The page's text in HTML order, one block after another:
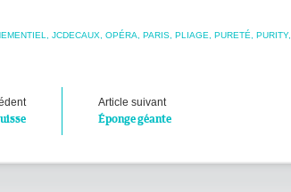
, JCDECAUX, OPÉRA, PARIS, PLIAGE, PURETÉ, PURITY,
Article suivant
Éponge géante